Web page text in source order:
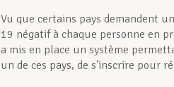
Vu que certains pays demandent
19 négatif à chaque personne en
a mis en place un système
un de ces pays, de s’inscrire pour